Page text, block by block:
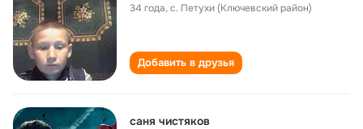
34 года,с. Петухи (Ключевский район)
Добавить в друзья
саня чистяков